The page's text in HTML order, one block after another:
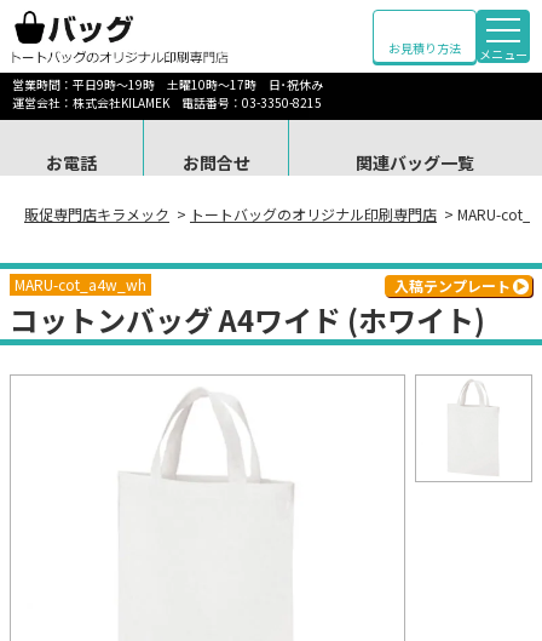
お見積り方法
メニュー
営業時間：平日9時～19時 土曜10時～17時 日･祝休み
運営会社：株式会社KILAMEK 電話番号：03-3350-8215
お電話 お問合せ 関連バッグ一覧
販促専門店キラメック > トートバッグのオリジナル印刷専門店 > MARU-
MARU-cot_a4w_wh
コットンバッグ A4ワイド (ホワイト)
入稿テンプレート